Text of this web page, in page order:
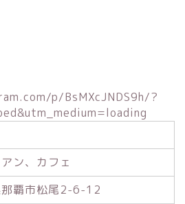
p/BsMXcJNDS9h/?
ン、カフェ
那覇市松尾2-6-12